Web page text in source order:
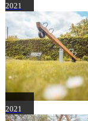
2021
2021